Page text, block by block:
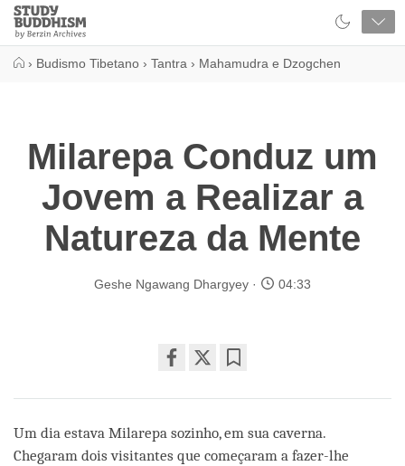
Close
Study
Buddhism
› Budismo Tibetano › Tantra › Mahamudra e Dzogchen
Milarepa Conduz um
Jovem a Realizar a
Natureza da Mente
Geshe Ngawang Dhargyey 04:33
on
facebook
Um dia estava Milarepa sozinho, em sua caverna.
Chegaram dois visitantes que começaram a fazer-lhe